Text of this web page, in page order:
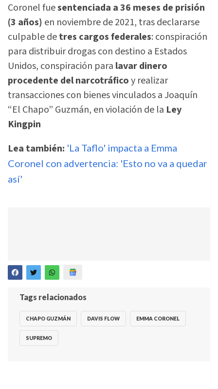
Coronel fuesentenciada a 36 meses de prisión
(3 años) en noviembre de 2021, tras declararse
culpable detres cargos federales: conspiración
para distribuir drogas con destino a Estados
Unidos, conspiración para lavar dinero
procedente del narcotráficoy realizar
transacciones con bienes vinculados a Joaquín
“El Chapo” Guzmán, en violación de la Ley
Kingpin
Lea también: 'La Taflo' impacta a Emma
Coronel con advertencia: 'Esto no va a quedar
así'
Tags relacionados
CHAPO GUZMÁN DAVIS FLOW EMMA CORONEL
SUPREMO